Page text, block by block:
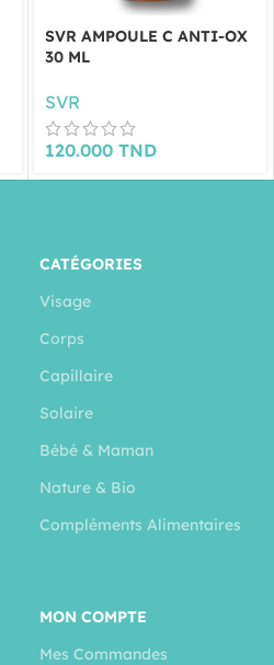
SVR AMPOULE C ANTI-OX
30 ML
SVR
120.000 TND
CATÉGORIES
Visage
Corps
Capillaire
Solaire
Bébé & Maman
Nature & Bio
Compléments Alimentaires
MON COMPTE
Mes Commandes